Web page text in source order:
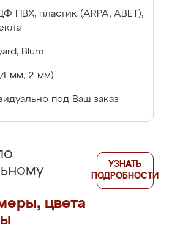
ПВХ, пластик (ARPA, ABET),
Blum
мм, 2 мм)
под Ваш заказ
цвета
УЗНАТЬ
ПОДРОБНОСТИ